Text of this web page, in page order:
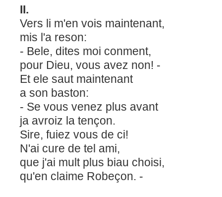
II.
Vers li m'en vois maintenant,
mis l'a reson:
- Bele, dites moi conment,
pour Dieu, vous avez non! -
Et ele saut maintenant
a son baston:
- Se vous venez plus avant
ja avroiz la tençon.
Sire, fuiez vous de ci!
N'ai cure de tel ami,
que j'ai mult plus biau choisi,
qu'en claime Robeçon. -